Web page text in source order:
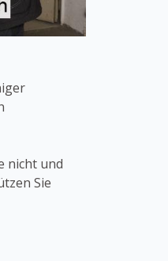
nicht und
Sie